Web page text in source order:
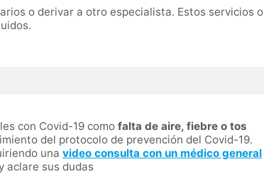
o derivar a otro especialista. Estos servicios o
con Covid-19 como falta de aire, fiebre o tos
del protocolo de prevención del Covid-19.
una video consulta con un médico general
aclare sus dudas